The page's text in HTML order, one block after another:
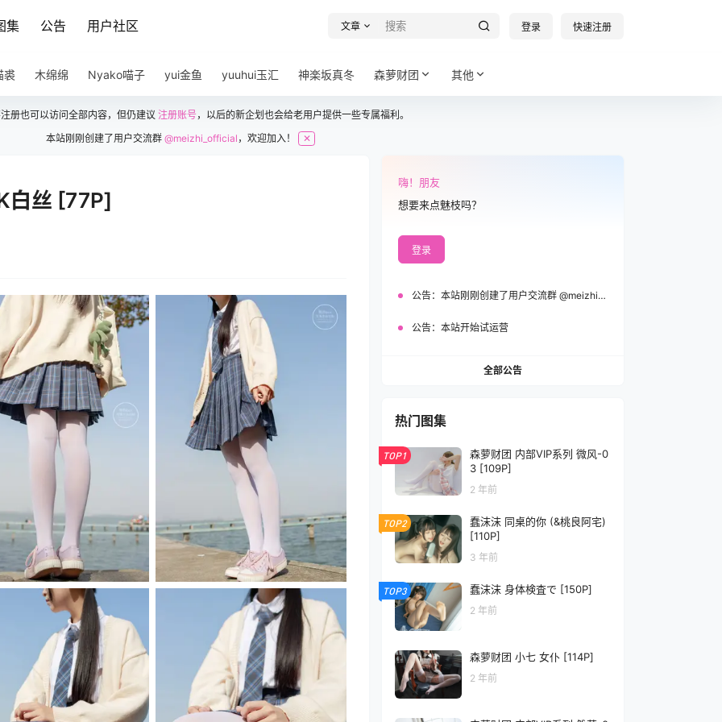
集 公告 用户社区 文章 登录 快速注册
裘 木绵绵 Nyako喵子 yui金鱼 yuuhui玉汇 神楽坂真冬 森萝财团 其他
册也可以访问全部内容，但仍建议 注册账号，以后的新企划也会给老用户提供一些专属福利。
本站刚刚创建了用户交流群@meizhi_official ，欢迎加入！ ✕
白丝 [77P]
嗨！朋友
想要来点魅枝吗？
登录
公告： 本站刚刚创建了用户交流群 @meizhi_official，欢迎加入！
公告： 本站开始试运营
全部公告
热门图集
TOP1
森萝财团 内部VIP系列 微风-0
3 [109P]
2 年前
TOP2
蠢沫沫 同桌的你 (&桃良阿宅)
[110P]
3 年前
TOP3 蠢沫沫 身体検査で [150P]
2 年前
森萝财团 小七 女仆 [114P]
2 年前